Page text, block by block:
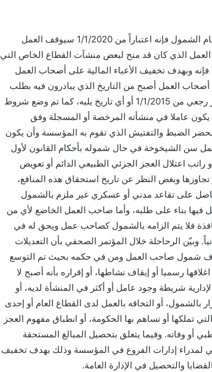
وبين أنه بموجب التعديلات التي طرأت على نظام الشمول فإنه اعتباراً من 1/1/2020 سيوقف العمل
من تأمين إصابات العمل الذي كان قد منح لبعض منشآت القطاع الخاص التي
وبهدف تخفيف الأعباء المالية على أصحاب العمل
العمل أصبح من التاريخ الذي يبادرون فيه بطلب
الشمول أو من تاريخ التفتيش عليهم وليس بأثر رجعي من 1/1/2015 أو أي تاريخ يليه، كما تم وضع شروط
عاملا في منشأته المرخصة أو المسجلة وفق
الضبط والتفتيش الذي تقوم به المؤسسة وأن يكون
قد أكمل سن الشيخوخة في حال شموله بأحكام القانون لأول
اعتلال العجز الجزئي الطبيعي الدائم أو تعويض
وبغض النظر عن تاريخ استحقاق هذه المنافع،
على تقاعد مدني أو عسكري غير ملزم بالشمول
فيها بناء على طلبه، وأما صاحب العمل الخاضع لأي من
فلا يتم الزامه بالشمول كصاحب عمل ويحق له في
وبيّن الرحاحلة خلال المؤتمر الصحفي بأن التعديلات
شمول صاحب العمل ومن في حكمه بحيث تم التوسع
رسميا أو إيقاف نشاطها، أو إقراره بأنه أصبح لا
شريطة وجود عامل أو أكثر في المنشأة لديه، أو
أو التحاقه بالعمل لدى القطاع العام أو إحدى
تملكها أو تساهم بها الحكومة، أو انطباق مفهوم العجز
أو وفاته. وفيما يتعلق بتحصيل المبالغ المستحقة
لمدراء إدارات الفروع في المؤسسة وذلك بهدف تخفيف
والتحصيل في الإدارة العامة.